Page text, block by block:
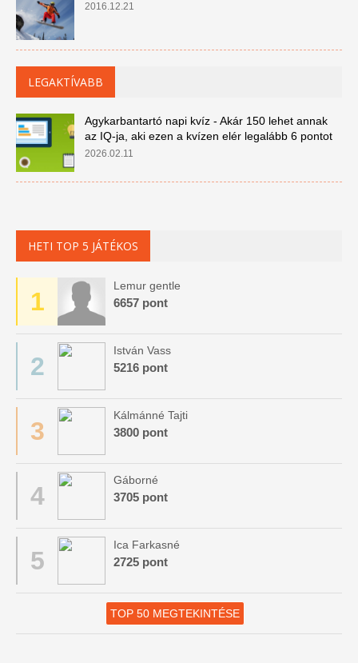
2016.12.21
LEGAKTÍVABB
Agykarbantartó napi kvíz - Akár 150 lehet annak
az IQ-ja, aki ezen a kvízen elér legalább 6 pontot
2026.02.11
HETI TOP 5 JÁTÉKOS
1
Lemur gentle
6657 pont
2
István Vass
5216 pont
3
Kálmánné Tajti
3800 pont
4
Gáborné
3705 pont
5
Ica Farkasné
2725 pont
TOP 50 MEGTEKINTÉSE